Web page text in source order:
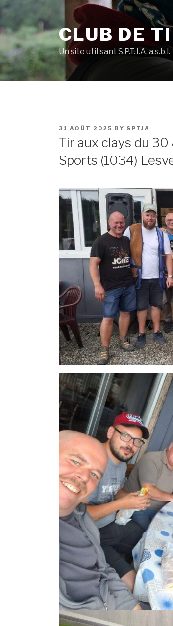
Skip
content
CLUB DE
Un site utilisant S.P.T.J.A. a.s.b.l.
POSTED
31 AOÛT 2025 BY SPTJA
Tir aux clays du 30
Sports (1034)